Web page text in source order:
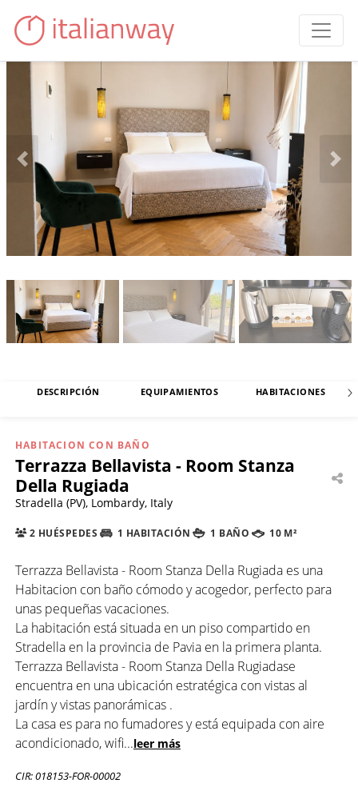
DESCRIPCIÓN EQUIPAMIENTOS HABITACIONES
HABITACION CON BAÑO
Terrazza Bellavista - Room Stanza
Della Rugiada
Stradella (PV), Lombardy, Italy
2 HUÉSPEDES 1 HABITACIÓN 1 BAÑO 10 M²
Terrazza Bellavista - Room Stanza Della Rugiada es una
Habitacion con baño cómodo y acogedor, perfecto para
unas pequeñas vacaciones.
La habitación está situada en un piso compartido en
Stradella en la provincia de Pavia en la primera planta.
Terrazza Bellavista - Room Stanza Della Rugiadase
encuentra en una ubicación estratégica con vistas al
jardín y vistas panorámicas .
La casa es para no fumadores y está equipada con aire
acondicionado, wifi...leer más
CIR: 018153-FOR-00002